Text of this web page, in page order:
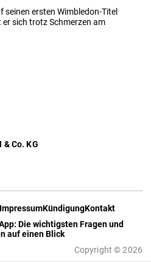
ersten Wimbledon-Titel
sich trotz Schmerzen am
Co. KG
ImpressumKündigungKontakt
Die wichtigsten Fragen und
auf einen Blick
Copyright © 2026